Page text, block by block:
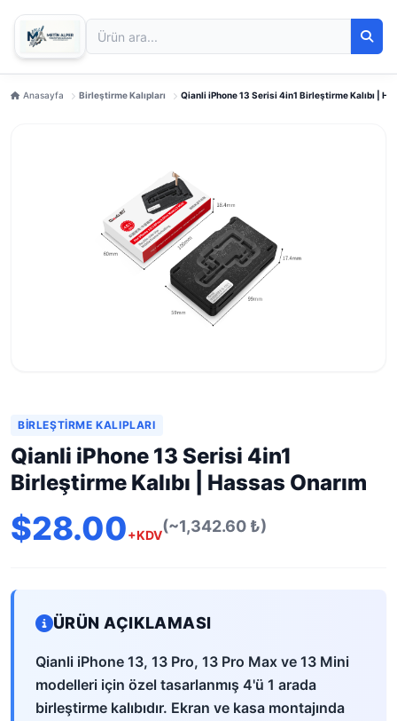
Anasayfa Birleştirme Kalıpları Qianli iPhone 13 Serisi 4in1 Birleştirme Kalıbı |
BIRLEŞTIRME KALIPLARI
Qianli iPhone 13 Serisi 4in1
Birleştirme Kalıbı | Hassas Onarım
$28.00+KDV(~1,342.60 ₺)
ÜRÜN AÇIKLAMASI
Qianli iPhone 13, 13 Pro, 13 Pro Max ve 13 Mini
modelleri için özel tasarlanmış 4'ü 1 arada
birleştirme kalıbıdır. Ekran ve kasa montajında